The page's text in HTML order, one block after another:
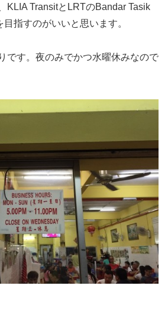
KLIA TransitとLRTのBandar Tasik
指すのがいいと思います。
です。夜のみでかつ水曜休みなので